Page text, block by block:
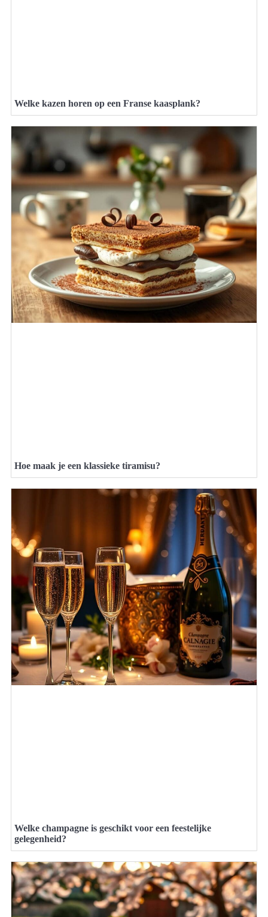
Welke kazen horen op een Franse kaasplank?
Hoe maak je een klassieke tiramisu?
Welke champagne is geschikt voor een feestelijke
gelegenheid?